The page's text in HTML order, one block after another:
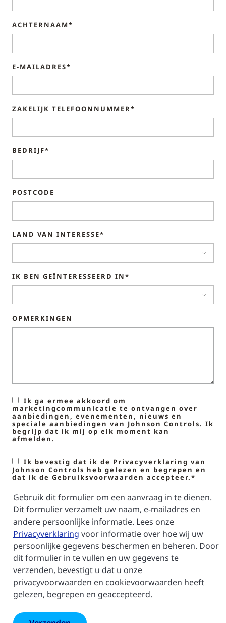
ACHTERNAAM*
E-MAILADRES*
ZAKELIJK TELEFOONNUMMER*
BEDRIJF*
POSTCODE
LAND VAN INTERESSE*
IK BEN GEÏNTERESSEERD IN*
OPMERKINGEN
Ik ga ermee akkoord om
marketingcommunicatie te ontvangen over
aanbiedingen, evenementen, nieuws en
speciale aanbiedingen van Johnson Controls. Ik
begrijp dat ik mij op elk moment kan
afmelden.
Ik bevestig dat ik de Privacyverklaring van
Johnson Controls heb gelezen en begrepen en
dat ik de Gebruiksvoorwaarden accepteer.*
Gebruik dit formulier om een aanvraag in te dienen.
Dit formulier verzamelt uw naam, e-mailadres en
andere persoonlijke informatie. Lees onze
Privacyverklaring voor informatie over hoe wij uw
persoonlijke gegevens beschermen en beheren. Door
dit formulier in te vullen en uw gegevens te
verzenden, bevestigt u dat u onze
privacyvoorwaarden en cookievoorwaarden heeft
gelezen, begrepen en geaccepteerd.